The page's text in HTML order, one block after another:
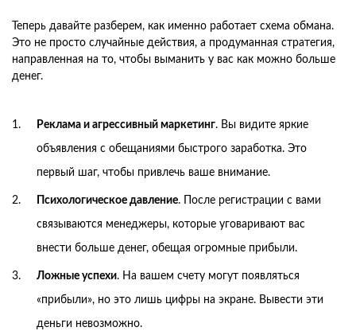
Теперь давайте разберем, как именно работает схема обмана.
Это не просто случайные действия, а продуманная стратегия,
направленная на то, чтобы выманить у вас как можно больше
денег.
Реклама и агрессивный маркетинг. Вы видите яркие
объявления с обещаниями быстрого заработка. Это
первый шаг, чтобы привлечь ваше внимание.
Психологическое давление. После регистрации с вами
связываются менеджеры, которые уговаривают вас
внести больше денег, обещая огромные прибыли.
Ложные успехи. На вашем счету могут появляться
«прибыли», но это лишь цифры на экране. Вывести эти
деньги невозможно.